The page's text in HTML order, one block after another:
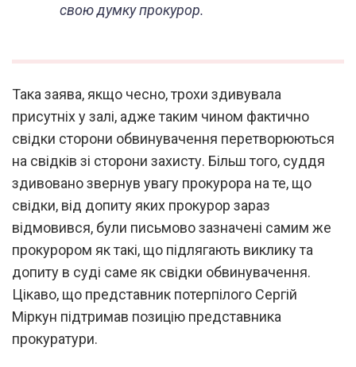
свою думку прокурор.
Така заява, якщо чесно, трохи здивувала
присутніх у залі, адже таким чином фактично
свідки сторони обвинувачення перетворюються
на свідків зі сторони захисту. Більш того, суддя
здивовано звернув увагу прокурора на те, що
свідки, від допиту яких прокурор зараз
відмовився, були письмово зазначені самим же
прокурором як такі, що підлягають виклику та
допиту в суді саме як свідки обвинувачення.
Цікаво, що представник потерпілого Сергій
Міркун підтримав позицію представника
прокуратури.